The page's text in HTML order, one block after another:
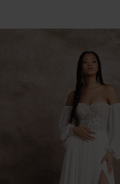
AUTOPLAY
SLIDE
SLIDE